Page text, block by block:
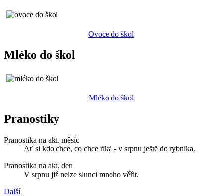
Ovoce do škol
Mléko do škol
Mléko do škol
Pranostiky
Pranostika na akt. měsíc
Ať si kdo chce, co chce říká - v srpnu ještě do rybníka.
Pranostika na akt. den
V srpnu již nelze slunci mnoho věřit.
Další